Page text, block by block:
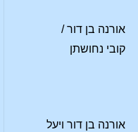
אורנה בן דור /
קובי נחושתן
אורנה בן דור ויעל